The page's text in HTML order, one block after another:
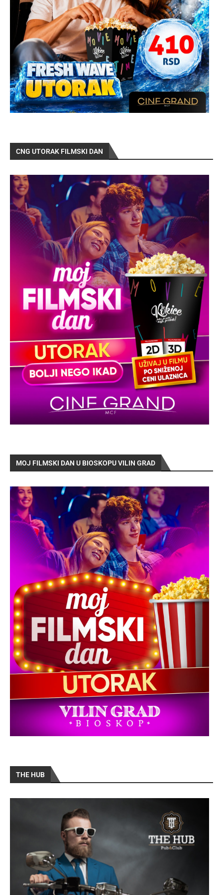
CNG UTORAK FILMSKI DAN
MOJ FILMSKI DAN U BIOSKOPU VILIN GRAD
THE HUB